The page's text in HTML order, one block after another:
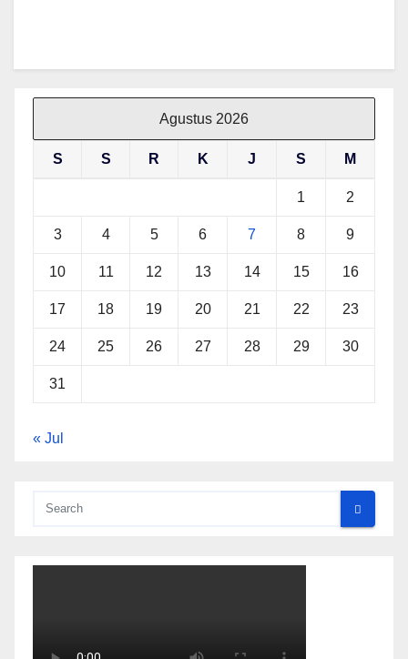
Agustus 2026
S S R K J S M
1 2
3 4 5 6 7 8 9
10 11 12 13 14 15 16
17 18 19 20 21 22 23
24 25 26 27 28 29 30
31
« Jul